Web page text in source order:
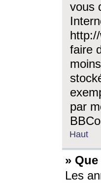
vous
faire
par
Haut
»
Les